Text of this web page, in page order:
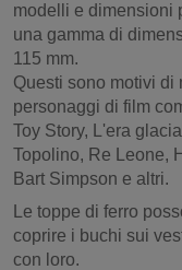
modelli e dimensioni
una gamma di
115 mm.
Questi sono motivi di
personaggi di film
Toy Story, L'era
Topolino, Re Leone,
Bart Simpson e altri.
Le toppe di ferro
coprire i buchi sui
con loro.